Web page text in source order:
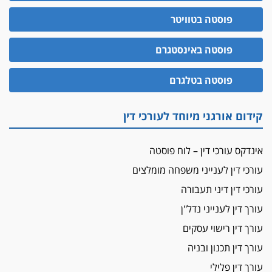
יו"ר מחוז ת"א משבץ עובדות שלו למינוי דייני בית
הדין למשמעת
האופנוע חזר הביתה
עו"ד גיל פרידמן והרפתקאות אופנוע השטח שלו
הזכות לטנף
זוכה עורך-דין שהשווה את ברק לסינוואר ואת
מאסר לעורך הדין
פיקטיביות בשם פלסטינים
על המידתיות
ביה"ד המשמעתי ביטל השעיה לצמיתות של
עורכת-דין שהביעה שמחה ב-7 באוקטובר
אשם
עו"ד הלל בבייב הורשע בהונאת עשרות לקוחות,
ההסדר: 7-9 שנות מאסר
פוסטה בטוויטר
פוסטה באינסטגרם
פוסטה בטלגרם
קידום אורגני מיוחד לעורכי דין
אינדקס עורכי דין – לוח פוסטה
עורכי דין לענייני משפחה מומלצים
עורכי דין דיני תעבורה
עורך דין לענייני נדל"ן
עורך דין רישוי עסקים
עורך דין תכנון ובניה
עורך דין פלילי